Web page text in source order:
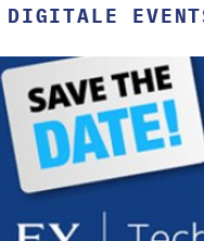
DIGITALE